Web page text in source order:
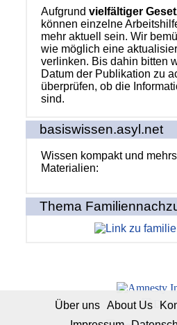
Aufgrund vielfältiger
können einzelne
mehr aktuell sein. Wir
wie möglich eine
verlinken. Bis dahin bitten
Datum der Publikation zu
überprüfen, ob die
sind.
basiswissen.asyl.net
Wissen kompakt und
Materialien:
Thema
Über uns About Us